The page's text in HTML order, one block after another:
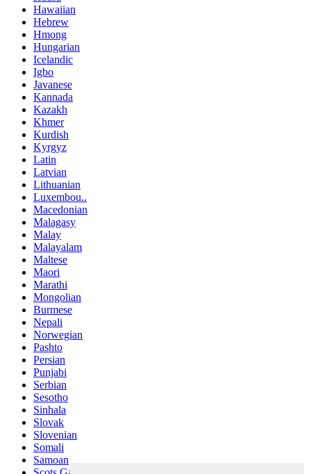
Hawaiian
Hebrew
Hmong
Hungarian
Icelandic
Igbo
Javanese
Kannada
Kazakh
Khmer
Kurdish
Kyrgyz
Latin
Latvian
Lithuanian
Luxembou..
Macedonian
Malagasy
Malay
Malayalam
Maltese
Maori
Marathi
Mongolian
Burmese
Nepali
Norwegian
Pashto
Persian
Punjabi
Serbian
Sesotho
Sinhala
Slovak
Slovenian
Somali
Samoan